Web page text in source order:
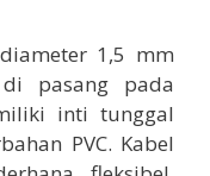
1,5 mm
pasang pada
inti tunggal
PVC. Kabel